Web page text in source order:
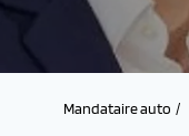
Mandataire auto